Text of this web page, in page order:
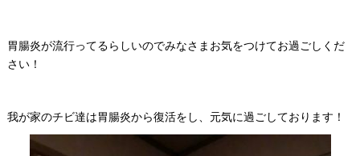
胃腸炎が流行ってるらしいのでみなさまお気をつけてお過ごしくだ
さい！
我が家のチビ達は胃腸炎から復活をし、元気に過ごしております！